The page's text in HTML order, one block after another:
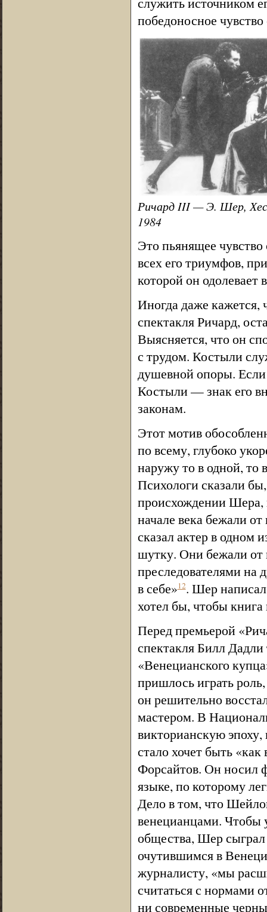
победоносное
Ричард III — Э. Шер,
1984
Это пьянящее
всех его триумфов,
которой он одолевает
Иногда даже кажется,
спектакля Ричард,
Выясняется, что он
с трудом. Костыли
душевной опоры.
Костыли — знак его
законам.
Этот мотив
по всему, глубоко
наружу то в одной, то
Психологи сказали
происхождении Шера,
начале века бежали
сказал актер в одном
шутку. Они бежали от
преследователями на
в себе»12. Шер написал
хотел бы, чтобы
Перед премьерой
спектакля Билл
«Венецианского
пришлось играть
он решительно
мастером. В
викторианскую
стало хочет быть
Форсайтов. Он носил
языке, по которому
Дело в том, что
венецианцами. Чтобы
общества, Шер
очутившимся в
журналисту, «мы
считаться с нормами
ни современные